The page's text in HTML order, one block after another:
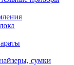
сумки